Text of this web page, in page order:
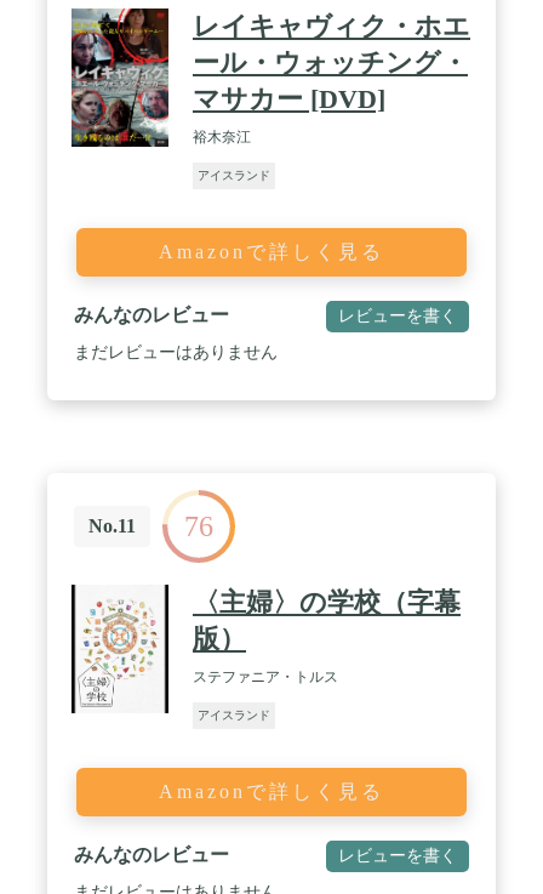
レイキャヴィク・ホエ
ール・ウォッチング・
マサカー [DVD]
裕木奈江
アイスランド
Amazonで詳しく見る
みんなのレビュー レビューを書く
まだレビューはありません
No.11 76
〈主婦〉の学校（字幕
版）
ステファニア・トルス
アイスランド
Amazonで詳しく見る
みんなのレビュー レビューを書く